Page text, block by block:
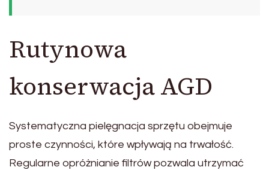
Rutynowa
konserwacja AGD
Systematyczna pielęgnacja sprzętu obejmuje
proste czynności, które wpływają na trwałość.
Regularne opróżnianie filtrów pozwala utrzymać